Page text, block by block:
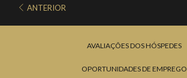
ANTERIOR
AVALIAÇÕES DOS HÓSPEDES
OPORTUNIDADES DE EMPREGO